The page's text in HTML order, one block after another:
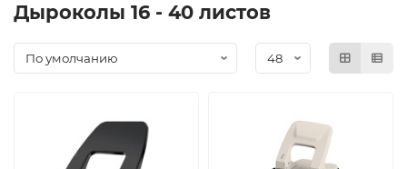
Дыроколы 16 - 40 листов